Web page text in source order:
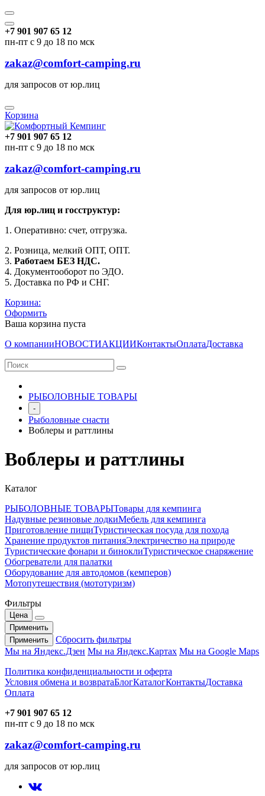
+7 901 907 65 12
пн-пт с 9 до 18 по мск
zakaz@comfort-camping.ru
для запросов от юр.лиц
Корзина
+7 901 907 65 12
пн-пт с 9 до 18 по мск
zakaz@comfort-camping.ru
для запросов от юр.лиц
Для юр.лиц и госструктур:
1. Оперативно: счет, отгрузка.
2. Розница, мелкий ОПТ, ОПТ.
3. Работаем БЕЗ НДС.
4. Документооборот по ЭДО.
5. Доставка по РФ и СНГ.
Корзина:
Оформить
Ваша корзина пуста
О компанииНОВОСТИАКЦИИКонтактыОплатаДоставка
РЫБОЛОВНЫЕ ТОВАРЫ
-
Рыболовные снасти
Воблеры и раттлины
Воблеры и раттлины
Каталог
РЫБОЛОВНЫЕ ТОВАРЫТовары для кемпинга
Надувные резиновые лодкиМебель для кемпинга
Приготовление пищиТуристическая посуда для похода
Хранение продуктов питанияЭлектричество на природе
Туристические фонари и биноклиТуристическое снаряжение
Обогреватели для палатки
Оборудование для автодомов (кемперов)
Мотопутешествия (мототуризм)
Фильтры
Цена
Применить
Применить
Сбросить фильтры
Мы на Яндекс.Дзен Мы на Яндекс.Картах Мы на Google Maps
Политика конфиденциальности и оферта
Условия обмена и возвратаБлогКаталогКонтактыДоставка
Оплата
+7 901 907 65 12
пн-пт с 9 до 18 по мск
zakaz@comfort-camping.ru
для запросов от юр.лиц